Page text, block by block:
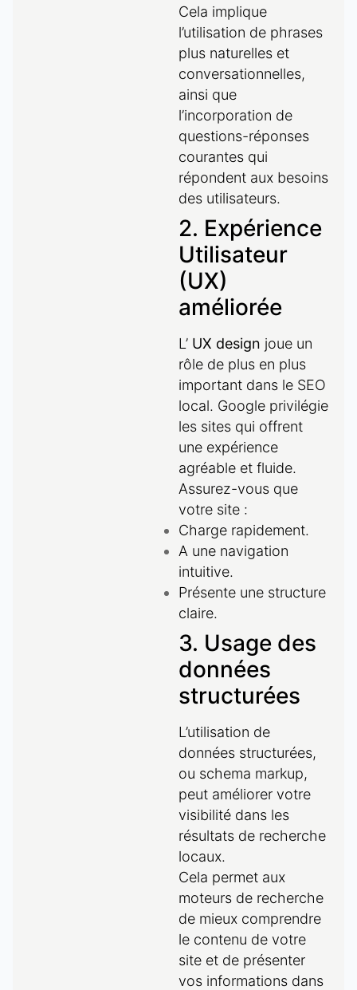
Cela implique
l’utilisation de phrases
plus naturelles et
conversationnelles,
ainsi que
l’incorporation de
questions-réponses
courantes qui
répondent aux besoins
des utilisateurs.
2. Expérience
Utilisateur
(UX)
améliorée
L’ UX design joue un
rôle de plus en plus
important dans le SEO
local. Google privilégie
les sites qui offrent
une expérience
agréable et fluide.
Assurez-vous que
votre site :
Charge rapidement.
A une navigation
intuitive.
Présente une structure
claire.
3. Usage des
données
structurées
L’utilisation de
données structurées,
ou schema markup,
peut améliorer votre
visibilité dans les
résultats de recherche
locaux.
Cela permet aux
moteurs de recherche
de mieux comprendre
le contenu de votre
site et de présenter
vos informations dans